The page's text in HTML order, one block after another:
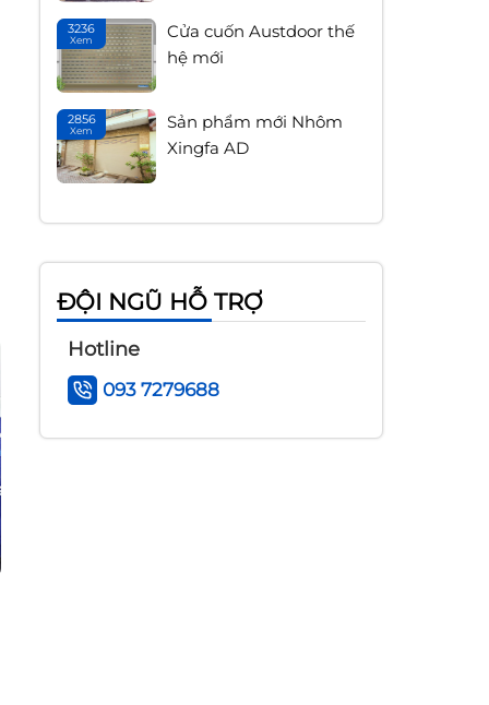
3236
Xem
Cửa cuốn Austdoor thế
hệ mới
2856
Xem
Sản phẩm mới Nhôm
Xingfa AD
ĐỘI NGŨ HỖ TRỢ
Hotline
093 7279688